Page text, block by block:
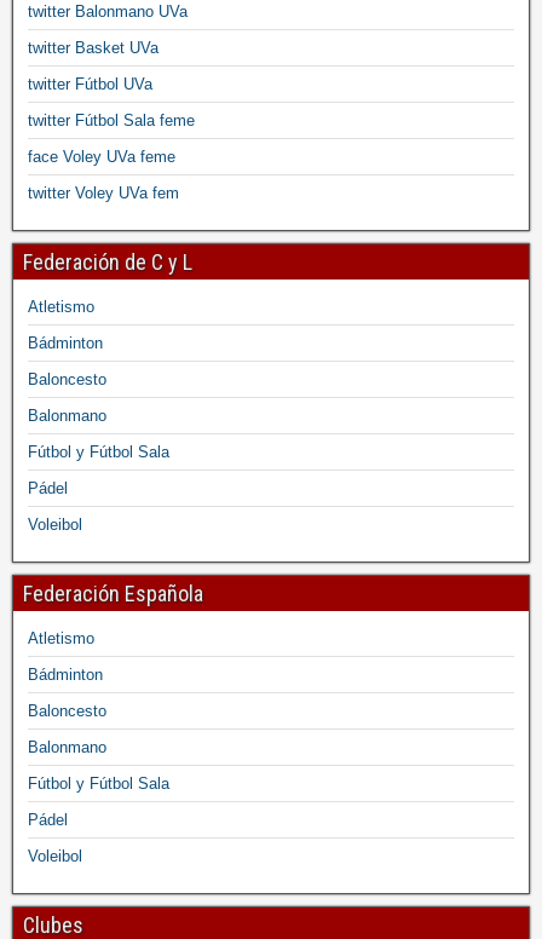
twitter Balonmano UVa
twitter Basket UVa
twitter Fútbol UVa
twitter Fútbol Sala feme
face Voley UVa feme
twitter Voley UVa fem
Federación de C y L
Atletismo
Bádminton
Baloncesto
Balonmano
Fútbol y Fútbol Sala
Pádel
Voleibol
Federación Española
Atletismo
Bádminton
Baloncesto
Balonmano
Fútbol y Fútbol Sala
Pádel
Voleibol
Clubes